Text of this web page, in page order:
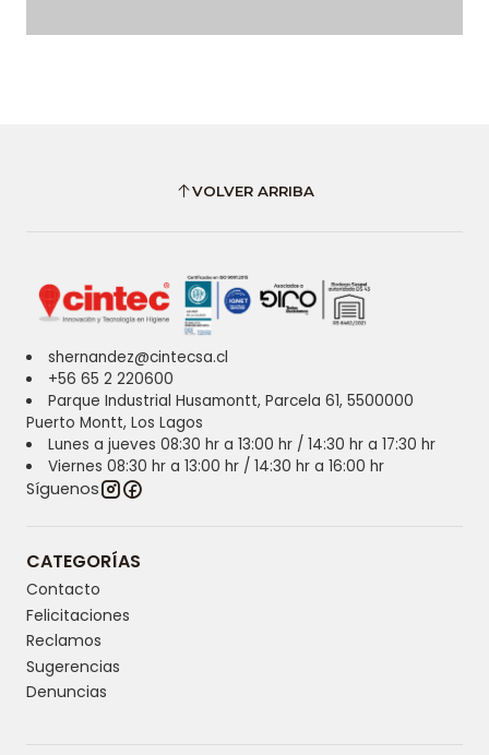
VOLVER ARRIBA
shernandez@cintecsa.cl
+56 65 2 220600
Parque Industrial Husamontt, Parcela 61, 5500000
Puerto Montt, Los Lagos
Lunes a jueves 08:30 hr a 13:00 hr / 14:30 hr a 17:30 hr
Viernes 08:30 hr a 13:00 hr / 14:30 hr a 16:00 hr
Síguenos
CATEGORÍAS
Contacto
Felicitaciones
Reclamos
Sugerencias
Denuncias